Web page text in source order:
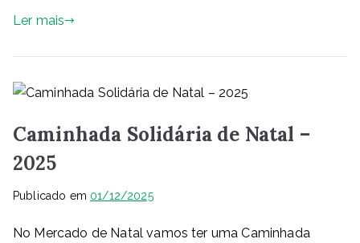
Ler mais
Caminhada Solidária de Natal –
2025
Publicado em 01/12/2025
No Mercado de Natal vamos ter uma Caminhada